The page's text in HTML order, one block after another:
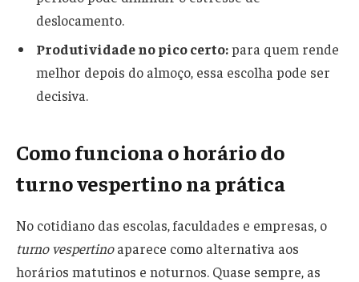
deslocamento.
Produtividade no pico certo:para quem rende
melhor depois do almoço, essa escolha pode ser
decisiva.
Como funciona o horário do
turno vespertino na prática
No cotidiano das escolas, faculdades e empresas, o
turno vespertinoaparece como alternativa aos
horários matutinos e noturnos. Quase sempre, as